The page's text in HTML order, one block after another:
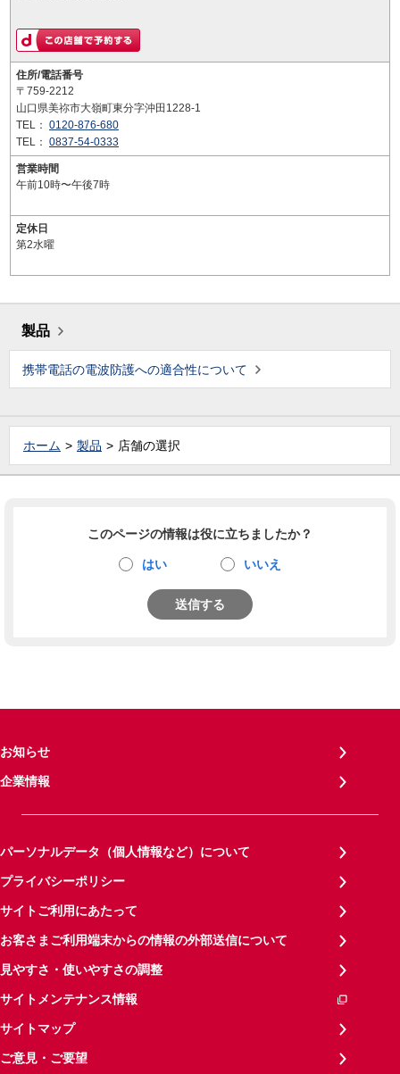
住所/電話番号
〒759-2212
山口県美祢市大嶺町東分字沖田1228-1
TEL： 0120-876-680
TEL： 0837-54-0333
営業時間
午前10時〜午後7時
定休日
第2水曜
製品
携帯電話の電波防護への適合性について
ホーム 製品 店舗の選択
このページの情報は役に立ちましたか？
はい いいえ
送信する
お知らせ
企業情報
パーソナルデータ（個人情報など）について
プライバシーポリシー
サイトご利用にあたって
お客さまご利用端末からの情報の外部送信について
見やすさ・使いやすさの調整
サイトメンテナンス情報
サイトマップ
ご意見・ご要望